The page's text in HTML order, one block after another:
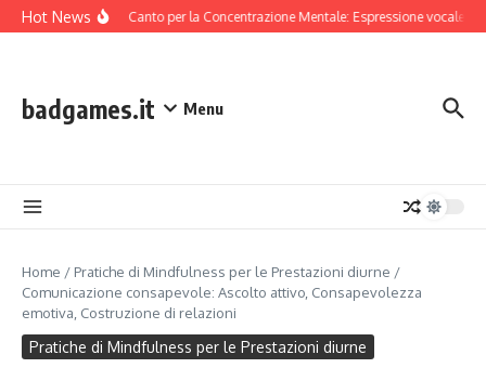
Skip to content
Hot News
Tecniche di Canto per la Concentrazione Mentale: Espressione vocale,
badgames.it Menu
Home / Pratiche di Mindfulness per le Prestazioni diurne /
Comunicazione consapevole: Ascolto attivo, Consapevolezza
emotiva, Costruzione di relazioni
Pratiche di Mindfulness per le Prestazioni diurne